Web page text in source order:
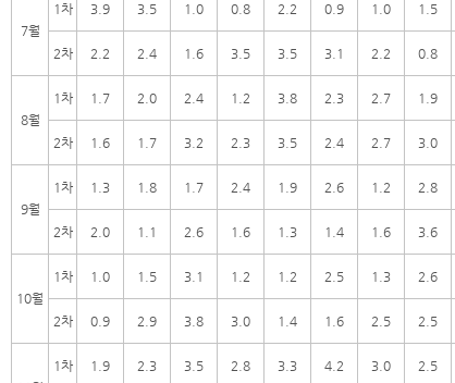
7월
1차 3.9 3.5 1.0 0.8 2.2 0.9 1.0 1.5
2차 2.2 2.4 1.6 3.5 3.5 3.1 2.2 0.8
8월
1차 1.7 2.0 2.4 1.2 3.8 2.3 2.7 1.9
2차 1.6 1.7 3.2 2.3 3.5 2.4 2.7 3.0
9월
1차 1.3 1.8 1.7 2.4 1.9 2.6 1.2 2.8
2차 2.0 1.1 2.6 1.6 1.3 1.4 1.6 3.6
10월
1차 1.0 1.5 3.1 1.2 1.2 2.5 1.3 2.6
2차 0.9 2.9 3.8 3.0 1.4 1.6 2.5 2.5
1차 1.9 2.3 3.5 2.8 3.3 4.2 3.0 2.5